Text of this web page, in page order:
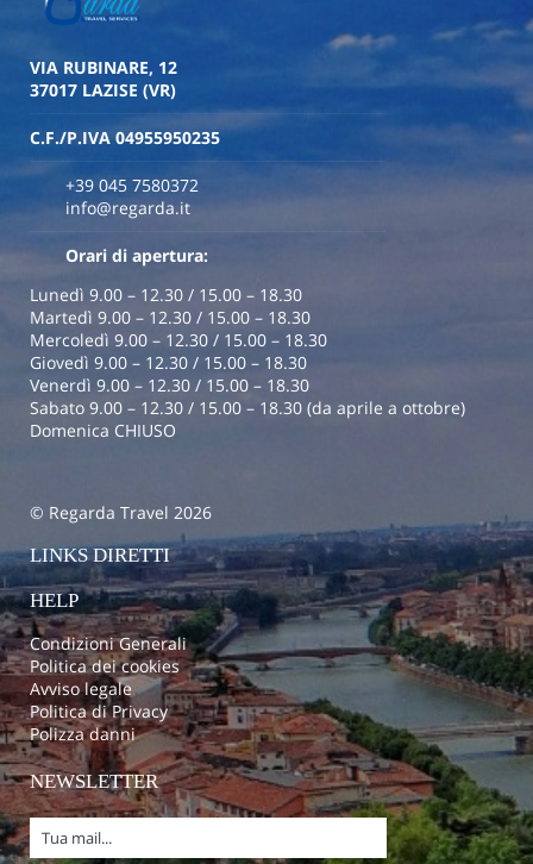
VIA RUBINARE, 12
37017 LAZISE (VR)
C.F./P.IVA 04955950235
+39 045 7580372
info@regarda.it
Orari di apertura:
Lunedì 9.00 – 12.30 / 15.00 – 18.30
Martedì 9.00 – 12.30 / 15.00 – 18.30
Mercoledì 9.00 – 12.30 / 15.00 – 18.30
Giovedì 9.00 – 12.30 / 15.00 – 18.30
Venerdì 9.00 – 12.30 / 15.00 – 18.30
Sabato 9.00 – 12.30 / 15.00 – 18.30 (da aprile a ottobre)
Domenica CHIUSO
© Regarda Travel 2026
LINKS DIRETTI
HELP
Condizioni Generali
Politica dei cookies
Avviso legale
Politica di Privacy
Polizza danni
NEWSLETTER